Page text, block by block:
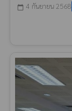
calendar_today 4 กันยายน 2568